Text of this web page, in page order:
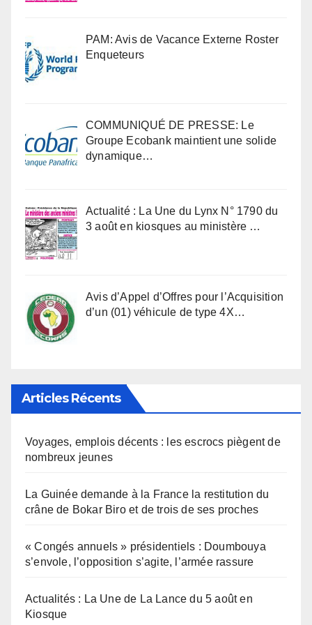
PAM: Avis de Vacance Externe Roster
Enqueteurs
COMMUNIQUÉ DE PRESSE: Le
Groupe Ecobank maintient une solide
dynamique…
Actualité : La Une du Lynx N° 1790 du
3 août en kiosques au ministère …
Avis d’Appel d’Offres pour l’Acquisition
d’un (01) véhicule de type 4X…
Articles Récents
Voyages, emplois décents : les escrocs piègent de
nombreux jeunes
La Guinée demande à la France la restitution du
crâne de Bokar Biro et de trois de ses proches
« Congés annuels » présidentiels : Doumbouya
s’envole, l’opposition s’agite, l’armée rassure
Actualités : La Une de La Lance du 5 août en
Kiosque